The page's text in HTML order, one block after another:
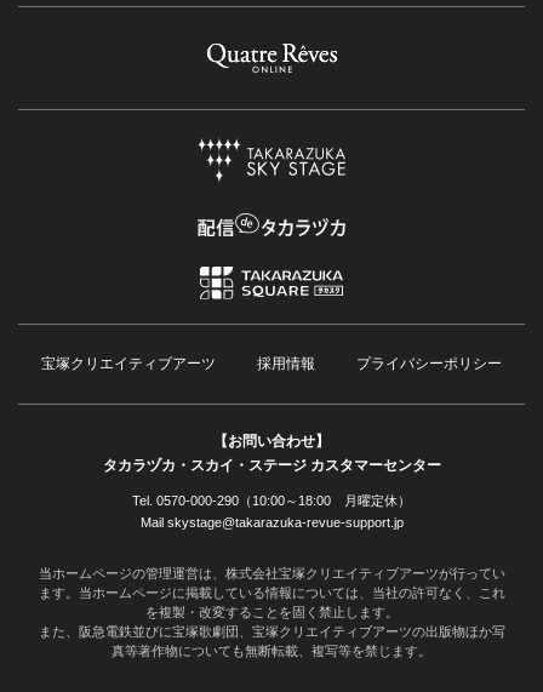
宝塚クリエイティブアーツ 採用情報 プライバシーポリシー
【お問い合わせ】
タカラヅカ・スカイ・ステージ カスタマーセンター
Tel. 0570-000-290（10:00～18:00 月曜定休）
Mail skystage@takarazuka-revue-support.jp
当ホームページの管理運営は、株式会社宝塚クリエイティブアーツが行ってい
ます。当ホームページに掲載している情報については、当社の許可なく、これ
を複製・改変することを固く禁止します。
また、阪急電鉄並びに宝塚歌劇団、宝塚クリエイティブアーツの出版物ほか写
真等著作物についても無断転載、複写等を禁じます。